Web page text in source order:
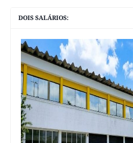
DOIS SALÁRIOS: